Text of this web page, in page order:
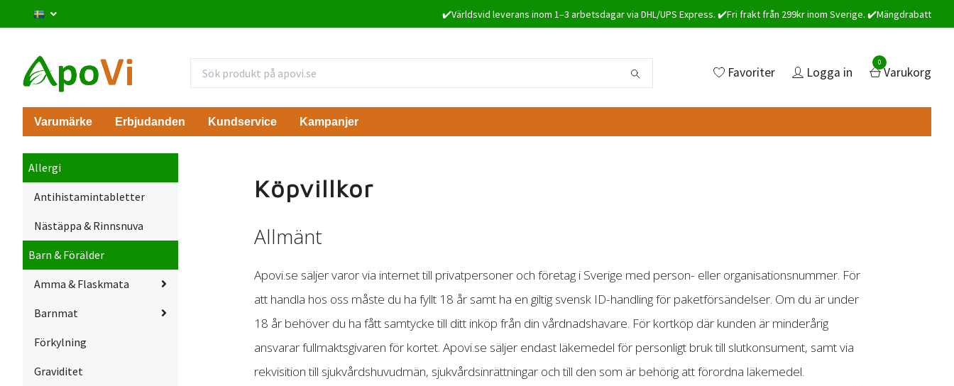
✔️Världsvid leverans inom 1–3 arbetsdagar via DHL/UPS Express. ✔️Fri frakt från 299kr inom Sverige. ✔️Mängdrabatt
Favoriter Logga in
0
Varukorg
Varumärke Erbjudanden Kundservice Kampanjer
Allergi
Antihistamintabletter
Nästäppa & Rinnsnuva
Barn & Förälder
Amma & Flaskmata
Barnmat
Förkylning
Graviditet
Köpvillkor
Allmänt
Apovi.se säljer varor via internet till privatpersoner och företag i Sverige med person- eller organisationsnummer. För
att handla hos oss måste du ha fyllt 18 år samt ha en giltig svensk ID-handling för paketförsändelser. Om du är under
18 år behöver du ha fått samtycke till ditt inköp från din vårdnadshavare. För kortköp där kunden är minderårig
ansvarar fullmaktsgivaren för kortet. Apovi.se säljer endast läkemedel för personligt bruk till slutkonsument, samt via
rekvisition till sjukvårdshuvudmän, sjukvårdsinrättningar och till den som är behörig att förordna läkemedel.